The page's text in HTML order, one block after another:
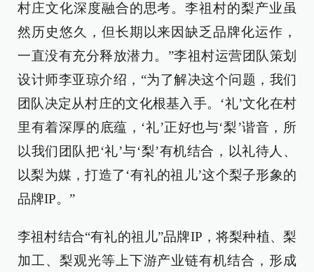
村庄文化深度融合的思考。李祖村的梨产业虽
然历史悠久，但长期以来因缺乏品牌化运作，
一直没有充分释放潜力。”李祖村运营团队策划
设计师李亚琼介绍，“为了解决这个问题，我们
团队决定从村庄的文化根基入手。‘礼’文化在村
里有着深厚的底蕴，‘礼’正好也与‘梨’谐音，所
以我们团队把‘礼’与‘梨’有机结合，以礼待人、
以梨为媒，打造了‘有礼的祖儿’这个梨子形象的
品牌IP。”
李祖村结合“有礼的祖儿”品牌IP，将梨种植、梨
加工、梨观光等上下游产业链有机结合，形成